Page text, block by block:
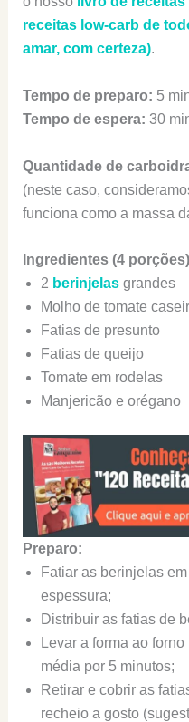
receitas low-carb de
amar, com certeza).
Tempo de preparo: 5
Tempo de espera: 30
Quantidade de
(neste caso,
funciona como a massa
Ingredientes (4
2 berinjelasgrandes
Molho de tomate
Fatias de presunto
Fatias de queijo
Tomate em rodelas
Manjericão e orégano
Preparo:
Fatiar as berinjelas
espessura;
Distribuir as fatias de
Levar a forma ao
média por 5 minutos;
Retirar e cobrir as
recheio a gosto